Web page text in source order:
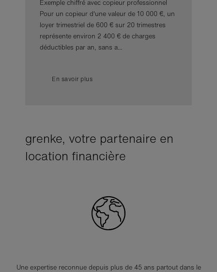
Exemple chiffré avec copieur professionnel
Pour un copieur d'une valeur de 10 000 €, un
loyer trimestriel de 600 € sur 20 trimestres
représente environ 2 400 € de charges
déductibles par an, sans a...
En savoir plus
grenke, votre partenaire en
location financière
Une expertise reconnue depuis plus de 45 ans partout dans le